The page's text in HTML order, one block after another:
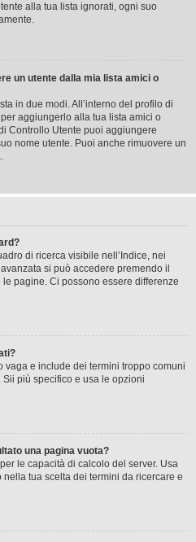
alla tua lista ignorati, ogni suo
un utente dalla mia lista amici o
in due modi. All’interno del profilo di
aggiungerlo alla tua lista amici o
Controllo Utente puoi aggiungere
nome utente. Puoi anche rimuovere un
di ricerca visibile nell’Indice, nei
si può accedere premendo il
pagine. Ci possono essere differenze
vaga e include dei termini troppo comuni
più specifico e usa le opzioni
una pagina vuota?
le capacità di calcolo del server. Usa
tua scelta dei termini da ricercare e